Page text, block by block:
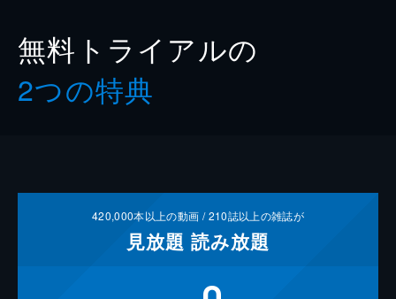
無料トライアルの
2つの特典
420,000本以上の動画 /210誌以上の雑誌が
見放題 読み放題